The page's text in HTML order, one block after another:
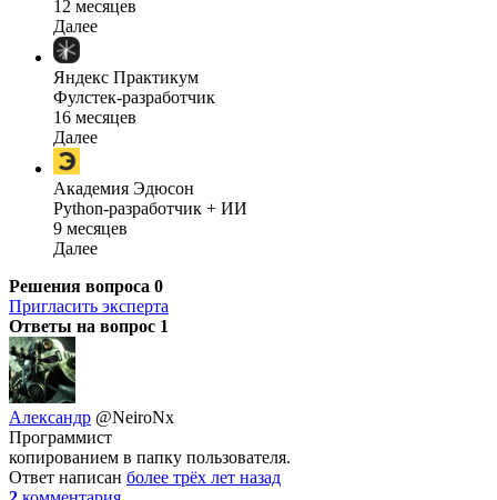
12 месяцев
Далее
Яндекс Практикум
Фулстек-разработчик
16 месяцев
Далее
Академия Эдюсон
Python-разработчик + ИИ
9 месяцев
Далее
Решения вопроса 0
Пригласить эксперта
Ответы на вопрос 1
Александр @NeiroNx
Программист
копированием в папку пользователя.
Ответ написан более трёх лет назад